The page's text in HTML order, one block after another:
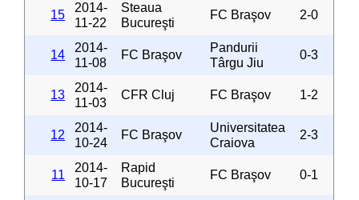
15
2014-
11-22
Steaua
Bucureşti
FC Braşov 2-0
14
2014-
11-08
FC Braşov
Pandurii
Târgu Jiu
0-3
13
2014-
11-03
CFR Cluj FC Braşov 1-2
12
2014-
10-24
FC Braşov
Universitatea
Craiova
2-3
11
2014-
10-17
Rapid
Bucureşti
FC Braşov 0-1